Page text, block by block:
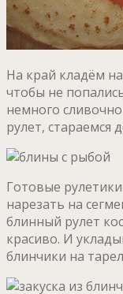
На край кладём
чтобы не
немного
рулет, стараемся
Готовые
нарезать на
блинный рулет
красиво. И
блинчики на